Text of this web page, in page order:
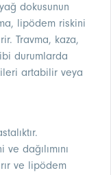
dokusunun
lipödem riskini
Travma, kaza,
durumlarda
artabilir veya
dağılımını
ve lipödem